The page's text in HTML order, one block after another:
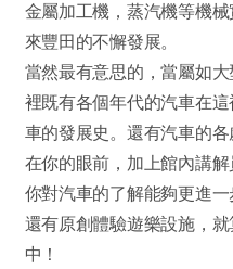
金屬加工機，蒸汽機等機
來豐田的不懈發展。
當然最有意思的，當屬如
裡既有各個年代的汽車在
車的發展史。還有汽車的
在你的眼前，加上館內講
你對汽車的了解能夠更進一
還有原創體驗遊樂設施，
中！